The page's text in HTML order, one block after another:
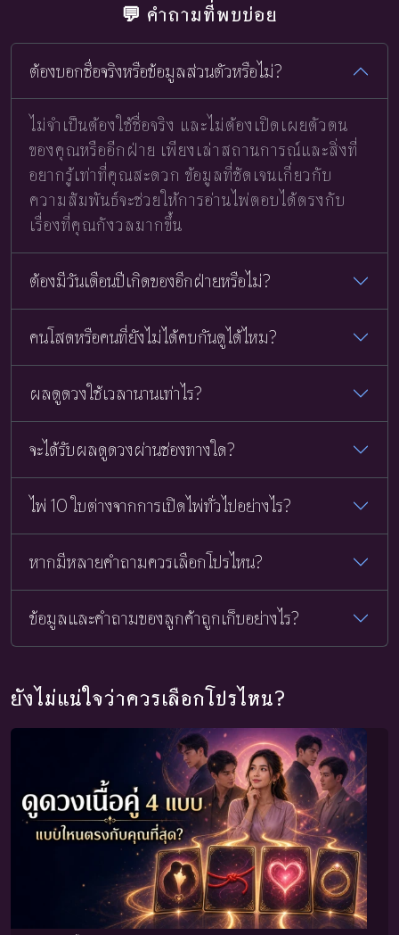
💬 คำถามที่พบบ่อย
ต้องบอกชื่อจริงหรือข้อมูลส่วนตัวหรือไม่?
ไม่จำเป็นต้องใช้ชื่อจริง และไม่ต้องเปิดเผยตัวตน
ของคุณหรืออีกฝ่าย เพียงเล่าสถานการณ์และสิ่งที่
อยากรู้เท่าที่คุณสะดวก ข้อมูลที่ชัดเจนเกี่ยวกับ
ความสัมพันธ์จะช่วยให้การอ่านไพ่ตอบได้ตรงกับ
เรื่องที่คุณกังวลมากขึ้น
ต้องมีวันเดือนปีเกิดของอีกฝ่ายหรือไม่?
คนโสดหรือคนที่ยังไม่ได้คบกันดูได้ไหม?
ผลดูดวงใช้เวลานานเท่าไร?
จะได้รับผลดูดวงผ่านช่องทางใด?
ไพ่ 10 ใบต่างจากการเปิดไพ่ทั่วไปอย่างไร?
หากมีหลายคำถามควรเลือกโปรไหน?
ข้อมูลและคำถามของลูกค้าถูกเก็บอย่างไร?
ยังไม่แน่ใจว่าควรเลือกโปรไหน?